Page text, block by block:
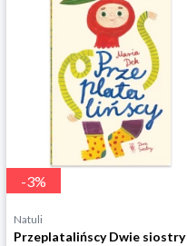
-3%
Natuli
Przeplatalińscy Dwie siostry